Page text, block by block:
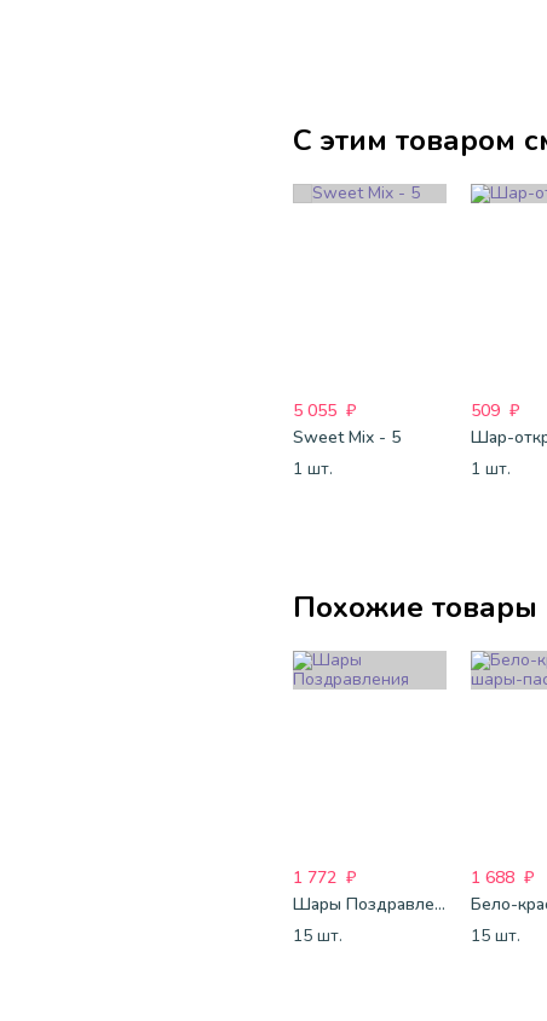
С этим товаром
5 055 ₽
Sweet Mix - 5
1 шт.
509 ₽
1 шт.
Похожие товары
1 772 ₽
Шары Поздравления
15 шт.
1 688 ₽
15 шт.